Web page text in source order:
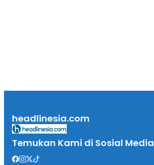
headlinesia.com
Temukan Kami di Sosial Media